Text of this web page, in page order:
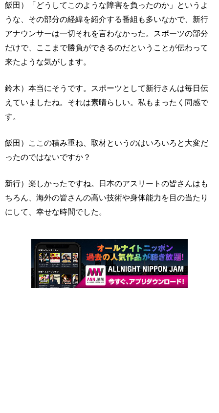
飯田）「どうしてこのような障害を負ったのか」というよ
うな、その部分の経緯を紹介する番組も多いなかで、新行
アナウンサーは一切それを言わなかった。スポーツの部分
だけで、ここまで勝負ができるのだということが伝わって
来たような気がします。
鈴木）本当にそうです。スポーツとして新行さんは毎日伝
えていましたね。それは素晴らしい。私もまったく同感で
す。
飯田）ここの積み重ね、取材というのはいろいろと大変だ
ったのではないですか？
新行）楽しかったですね。日本のアスリートの皆さんはも
ちろん、海外の皆さんの高い技術や身体能力を目の当たり
にして、幸せな時間でした。